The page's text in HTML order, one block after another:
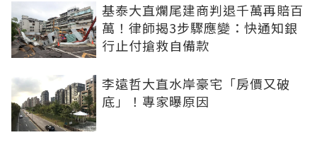
基泰大直爛尾建商判退千萬再賠百
萬！律師揭3步驟應變：快通知銀
行止付搶救自備款
李遠哲大直水岸豪宅「房價又破
底」！專家曝原因